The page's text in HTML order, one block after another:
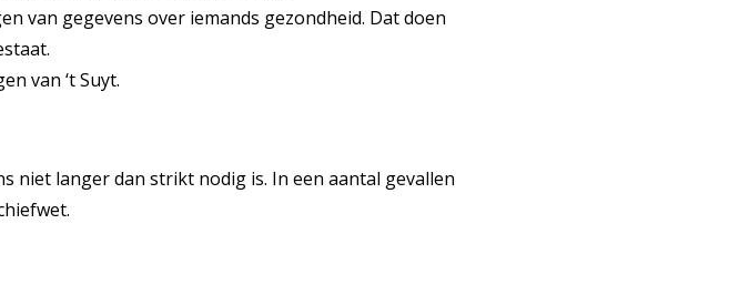
van gegevens over iemands gezondheid. Dat doen
van ‘t Suyt.
niet langer dan strikt nodig is. In een aantal gevallen